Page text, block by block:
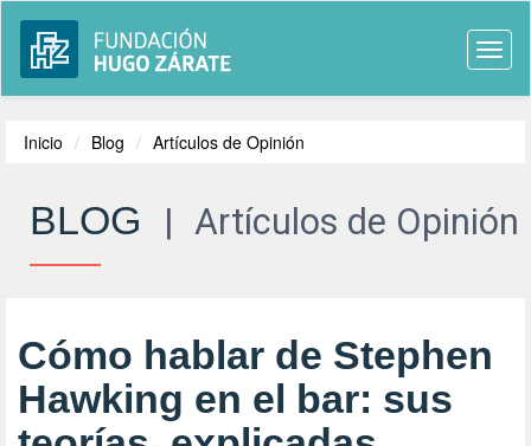
Inicio Blog Artículos de Opinión
BLOG | Artículos de Opinión
Cómo hablar de Stephen
Hawking en el bar: sus